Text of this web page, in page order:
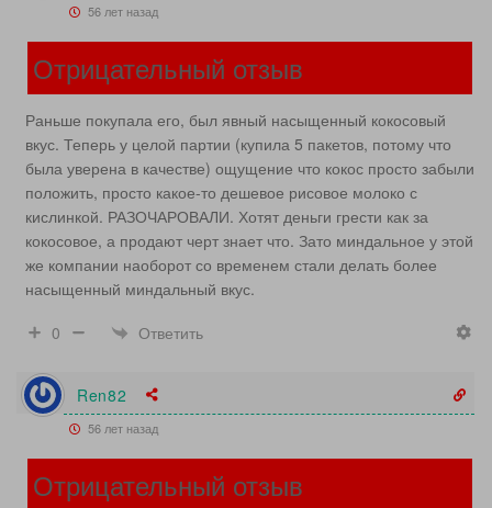
56 лет назад
Отрицательный отзыв
Раньше покупала его, был явный насыщенный кокосовый
вкус. Теперь у целой партии (купила 5 пакетов, потому что
была уверена в качестве) ощущение что кокос просто забыли
положить, просто какое-то дешевое рисовое молоко с
кислинкой. РАЗОЧАРОВАЛИ. Хотят деньги грести как за
кокосовое, а продают черт знает что. Зато миндальное у этой
же компании наоборот со временем стали делать более
насыщенный миндальный вкус.
0
Ответить
Ren82
56 лет назад
Отрицательный отзыв